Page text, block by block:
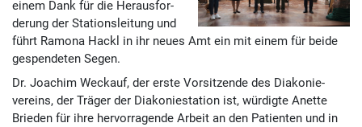
einem Dank für die Her­aus­for­
derung der Stations­leitung und
führt Ramona Hackl in ihr neues Amt ein mit einem für beide
gespendeten Segen.
Dr. Joachim Weckauf, der erste Vor­sitzende des Dia­konie­
vereins, der Träger der Diakonie­station ist, würdigte Anette
Brieden für ihre hervor­ragende Arbeit an den Patienten und in